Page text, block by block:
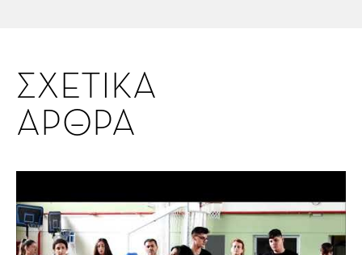
ΣΧΕΤΙΚΑ
ΑΡΘΡΑ